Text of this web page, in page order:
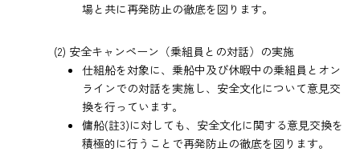
場と共に再発防止の徹底を図ります。
(2) 安全キャンペーン（乗組員との対話）の実施
仕組船を対象に、乗船中及び休暇中の乗組員とオン
ラインでの対話を実施し、安全文化について意見交
換を行っています。
傭船(註3)に対しても、安全文化に関する意見交換を
積極的に行うことで再発防止の徹底を図ります。